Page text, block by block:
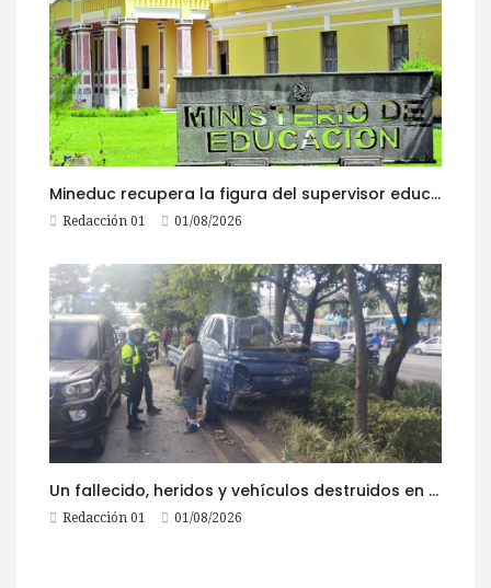
Mineduc recupera la figura del supervisor educativo con 968 plazas
Redacción 01 01/08/2026
Un fallecido, heridos y vehículos destruidos en accidentes registrados este 1 de agosto
Redacción 01 01/08/2026